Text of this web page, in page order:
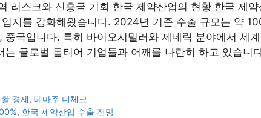
리스크와 신흥국 기회 한국 제약산업의 현황 한국 제
지를 강화해왔습니다. 2024년 기준 수출 규모는 약
국입니다. 특히 바이오시밀러와 제네릭 분야에서 세
글로벌 톱티어 기업들과 어깨를 나란히 하고 있습니
경제,테마주 더체크
, 한국 제약산업 수출 전망